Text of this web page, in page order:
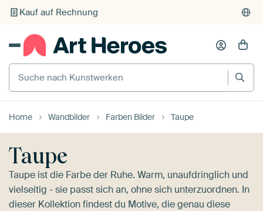
Individueller Druck auf Bestellung
Suche nach Kunstwerken
Home Wandbilder Farben Bilder Taupe
Taupe
Taupe ist die Farbe der Ruhe. Warm, unaufdringlich und
vielseitig - sie passt sich an, ohne sich unterzuordnen. In
dieser Kollektion findest du Motive, die genau diese